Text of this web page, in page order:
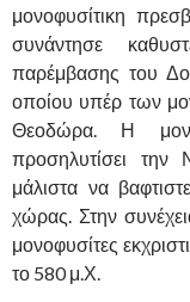
μονοφυσίτικη
συνάντησε
παρέμβασης του
οποίου υπέρ των
Θεοδώρα. Η
προσηλυτίσει την
μάλιστα να
χώρας. Στην
μονοφυσίτες
το 580 μ.Χ.